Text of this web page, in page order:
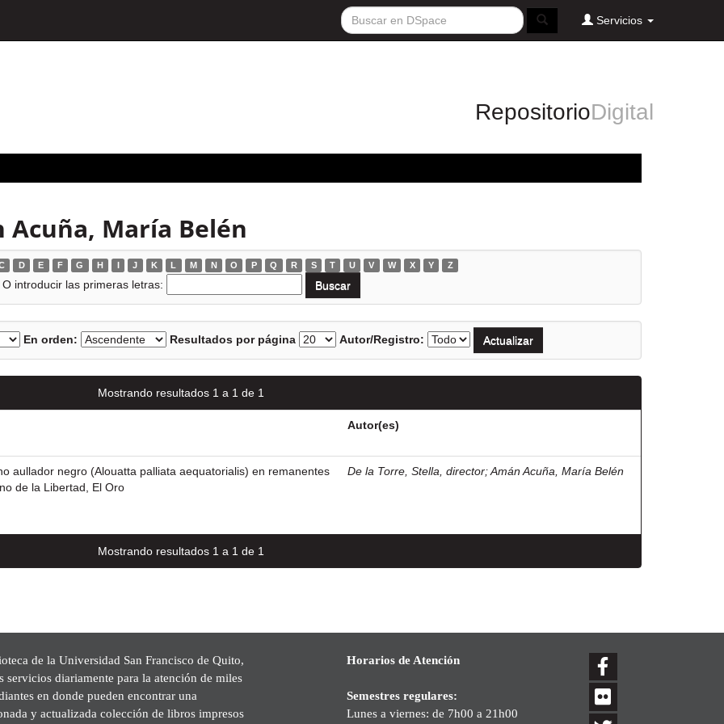
Servicios
RepositorioDigital
María Belén
D E F G H I J K L M N O P Q R S T U V W X Y Z
O introducir las primeras letras:
En orden: Resultados por página Autor/Registro:
Mostrando resultados 1 a 1 de 1
Autor(es)
aullador negro (Alouatta palliata aequatorialis) en remanentes
de la Libertad, El Oro
De la Torre, Stella, director;Amán Acuña, María Belén
Mostrando resultados 1 a 1 de 1
de la Universidad San Francisco de Quito,
servicios diariamente para la atención de miles
en donde pueden encontrar una
y actualizada colección de libros impresos
Horarios de Atención
Semestres regulares:
Lunes a viernes: de 7h00 a 21h00